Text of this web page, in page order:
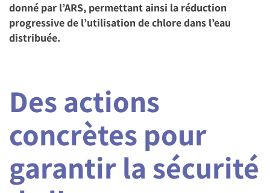
donné par l’ARS, permettant ainsi la réduction
progressive de l’utilisation de chlore dans l’eau
distribuée.
Des actions
concrètes pour
garantir la sécurité